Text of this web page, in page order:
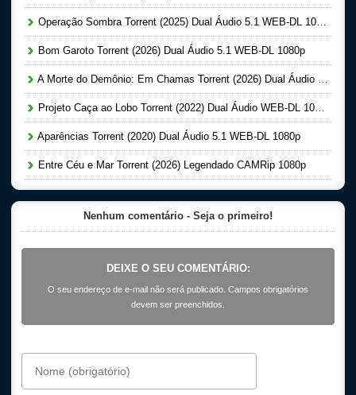
Operação Sombra Torrent (2025) Dual Áudio 5.1 WEB-DL 1080p
Bom Garoto Torrent (2026) Dual Áudio 5.1 WEB-DL 1080p
A Morte do Demônio: Em Chamas Torrent (2026) Dual Áudio WEB-DL 720p | 1080p
Projeto Caça ao Lobo Torrent (2022) Dual Áudio WEB-DL 1080p
Aparências Torrent (2020) Dual Áudio 5.1 WEB-DL 1080p
Entre Céu e Mar Torrent (2026) Legendado CAMRip 1080p
Nenhum comentário - Seja o primeiro!
DEIXE O SEU COMENTÁRIO:
O seu endereço de e-mail não será publicado. Campos obrigatórios
devem ser preenchidos.